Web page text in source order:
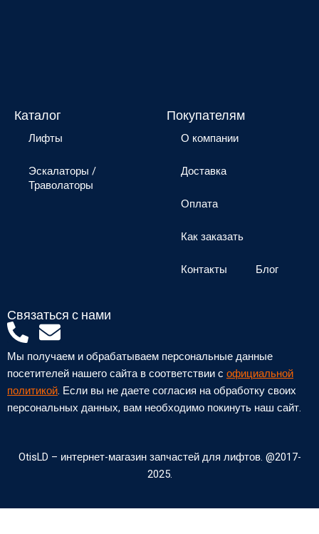
Каталог
Лифты
Эскалаторы /
Траволаторы
Покупателям
О компании
Доставка
Оплата
Как заказать
Контакты Блог
Связаться с нами
P
h
o
n
e
a
t
E
n
v
e
l
p
Мы получаем и обрабатываем персональные данные
посетителей нашего сайта в соответствии с официальной
политикой. Если вы не даете согласия на обработку своих
персональных данных, вам необходимо покинуть наш сайт.
OtisLD – интернет-магазин запчастей для лифтов. @2017-
2025.